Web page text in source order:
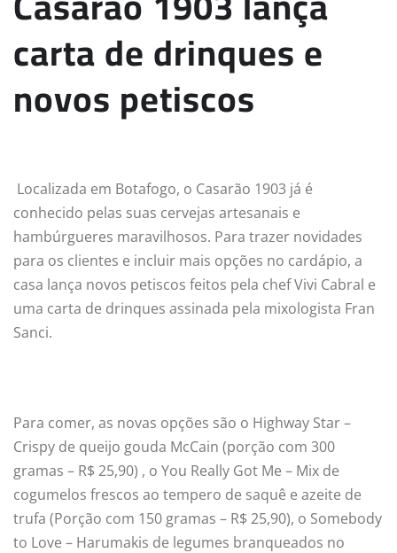
carta de drinques e
novos petiscos
Localizada em Botafogo, o Casarão 1903 já é
conhecido pelas suas cervejas artesanais e
hambúrgueres maravilhosos. Para trazer novidades
para os clientes e incluir mais opções no cardápio, a
casa lança novos petiscos feitos pela chef Vivi Cabral e
uma carta de drinques assinada pela mixologista Fran
Sanci.
Para comer, as novas opções são o Highway Star –
Crispy de queijo gouda McCain (porção com 300
gramas – R$ 25,90) , o You Really Got Me – Mix de
cogumelos frescos ao tempero de saquê e azeite de
trufa (Porção com 150 gramas – R$ 25,90), o Somebody
to Love – Harumakis de legumes branqueados no